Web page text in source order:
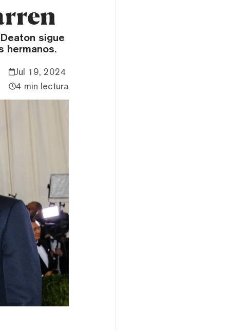
sigue
hermanos.
Jul 19, 2024
4 min lectura